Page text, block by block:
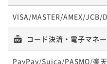
VISA/MASTER/AMEX/JCB/
コード決済・電子マネー
PayPay/Suica/PASMO/楽